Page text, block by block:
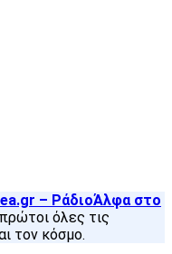
– ΡάδιοΆλφα στο
όλες τις
τον κόσμο.